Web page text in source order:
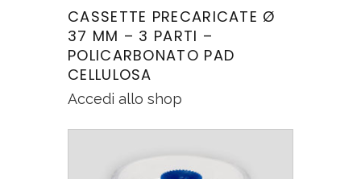
CASSETTE PRECARICATE Ø
37 MM – 3 PARTI –
POLICARBONATO PAD
CELLULOSA
Accedi allo shop